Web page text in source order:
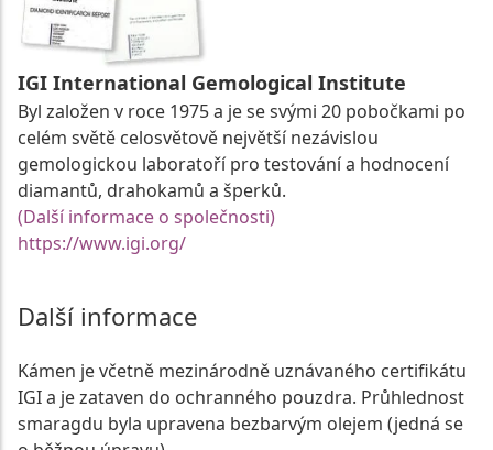
IGI International Gemological Institute
Byl založen v roce 1975 a je se svými 20 pobočkami po
celém světě celosvětově největší nezávislou
gemologickou laboratoří pro testování a hodnocení
diamantů, drahokamů a šperků.
(Další informace o společnosti)
https://www.igi.org/
Další informace
Kámen je včetně mezinárodně uznávaného certifikátu
IGI a je zataven do ochranného pouzdra. Průhlednost
smaragdu byla upravena bezbarvým olejem (jedná se